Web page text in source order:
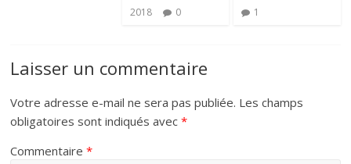
2018
0
1
Laisser un commentaire
Votre adresse e-mail ne sera pas publiée. Les champs
obligatoires sont indiqués avec*
Commentaire*